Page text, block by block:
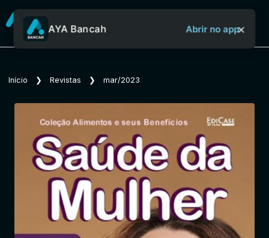
Sobre o Aya Bancah
Início
Revistas
Jornais
AYA Bancah Abrir no app×
Início ❯ Revistas ❯ mar/2023